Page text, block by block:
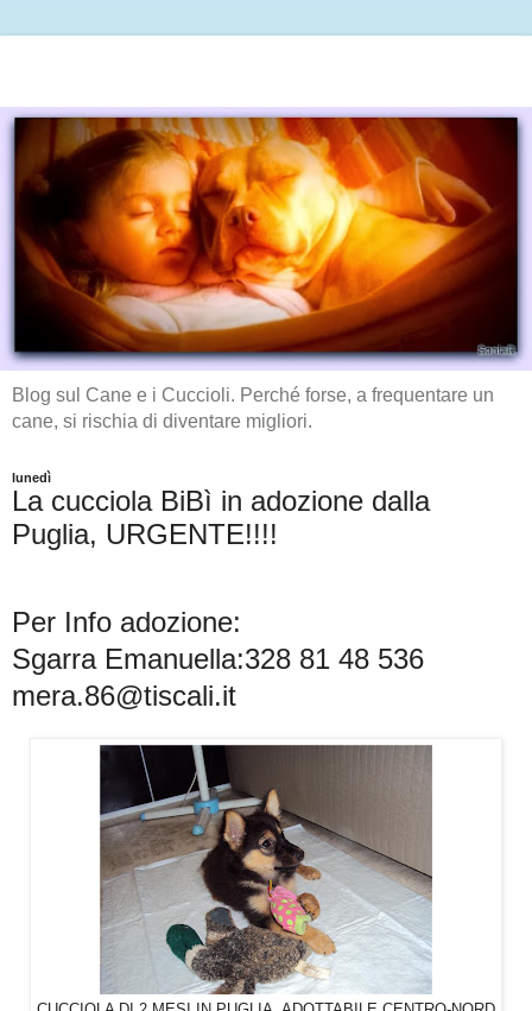
Blog sul Cane e i Cuccioli. Perché forse, a frequentare un
cane, si rischia di diventare migliori.
lunedì
La cucciola BiBì in adozione dalla
Puglia, URGENTE!!!!
Per Info adozione:
Sgarra Emanuella:328 81 48 536
mera.86@tiscali.it